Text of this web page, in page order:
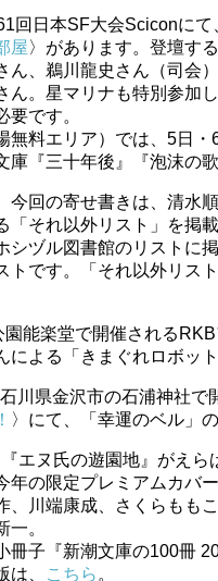
回日本SF大会Sciconに
屋〉があります。登壇す
ん、鵜川龍史さん（司会
ん。星マリナも特別参加
です。
無料エリア）では、5日・
庫『三十年後』『泡沫の
今回の寄せ書きは、清水
「それ以外リスト」を掲
シヅル図書館のリストに
です。「それ以外リスト
能楽堂で開催される
による「きまぐれロボッ
川県金沢市の石浦神社で
〉にて、「幸運のベル」
エヌ氏の遊園地』がえら
年の限定プレミアムカバ
、川端康成、さくらもも
。
冊子『新潮文庫の100冊
、
こちら 。